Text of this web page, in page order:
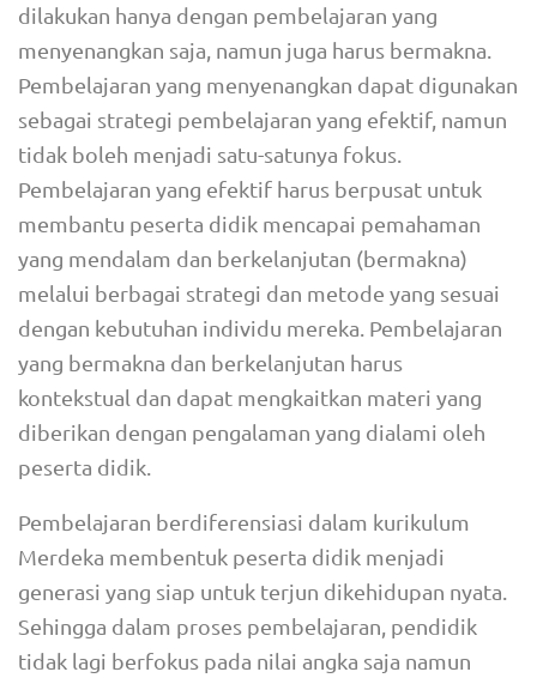
dilakukan hanya dengan pembelajaran yang
menyenangkan saja, namun juga harus bermakna.
Pembelajaran yang menyenangkan dapat digunakan
sebagai strategi pembelajaran yang efektif, namun
tidak boleh menjadi satu-satunya fokus.
Pembelajaran yang efektif harus berpusat untuk
membantu peserta didik mencapai pemahaman
yang mendalam dan berkelanjutan (bermakna)
melalui berbagai strategi dan metode yang sesuai
dengan kebutuhan individu mereka. Pembelajaran
yang bermakna dan berkelanjutan harus
kontekstual dan dapat mengkaitkan materi yang
diberikan dengan pengalaman yang dialami oleh
peserta didik.
Pembelajaran berdiferensiasi dalam kurikulum
Merdeka membentuk peserta didik menjadi
generasi yang siap untuk terjun dikehidupan nyata.
Sehingga dalam proses pembelajaran, pendidik
tidak lagi berfokus pada nilai angka saja namun